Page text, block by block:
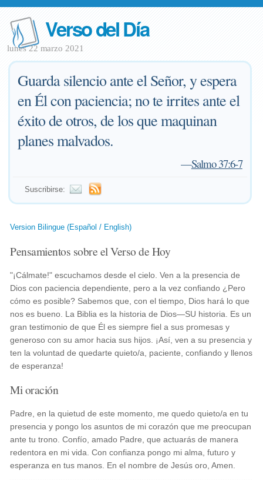
Verso del Día
lunes 22 marzo 2021
Guarda silencio ante el Señor, y espera
en Él con paciencia; no te irrites ante el
éxito de otros, de los que maquinan
planes malvados.
—Salmo 37:6-7
Suscribirse:
Version Bilingue (Español / English)
Pensamientos sobre el Verso de Hoy
"¡Cálmate!" escuchamos desde el cielo. Ven a la presencia de
Dios con paciencia dependiente, pero a la vez confiando ¿Pero
cómo es posible? Sabemos que, con el tiempo, Dios hará lo que
nos es bueno. La Biblia es la historia de Dios—SU historia. Es un
gran testimonio de que Él es siempre fiel a sus promesas y
generoso con su amor hacia sus hijos. ¡Así, ven a su presencia y
ten la voluntad de quedarte quieto/a, paciente, confiando y llenos
de esperanza!
Mi oración
Padre, en la quietud de este momento, me quedo quieto/a en tu
presencia y pongo los asuntos de mi corazón que me preocupan
ante tu trono. Confío, amado Padre, que actuarás de manera
redentora en mi vida. Con confianza pongo mi alma, futuro y
esperanza en tus manos. En el nombre de Jesús oro, Amen.